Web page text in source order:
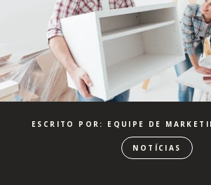
ESCRITO POR: EQUIPE DE
NOTÍCIAS